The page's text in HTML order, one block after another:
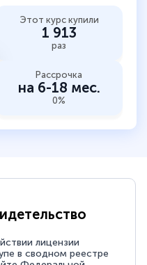
Этот курс купили
1 913
раз
Рассрочка
на 6-18 мес.
0%
лицензии
в сводном реестре